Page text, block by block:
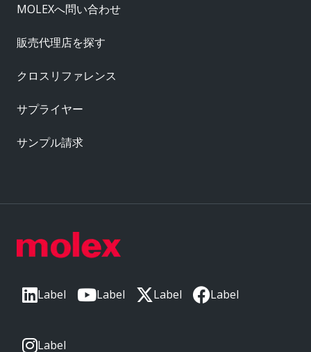
Label Label Label Label
Label
MOLEXへ問い合わせ
販売代理店を探す
クロスリファレンス
サプライヤー
サンプル請求